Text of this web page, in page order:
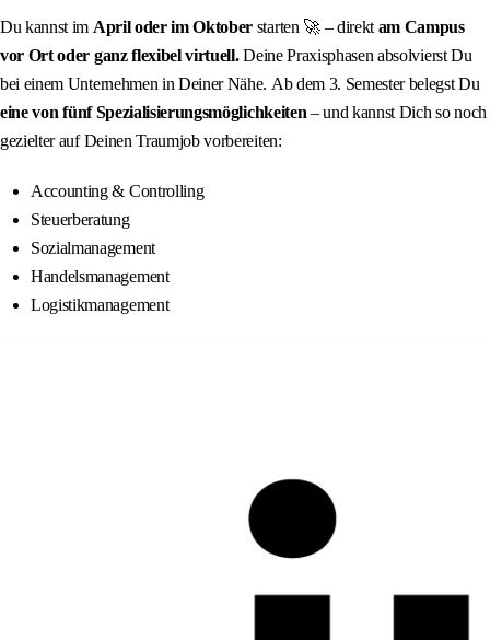
Du kannst im April oder im Oktober starten 🚀 – direkt am Campus
vor Ort oder ganz flexibel virtuell.Deine Praxisphasen absolvierst Du
bei einem Unternehmen in Deiner Nähe. Ab dem 3. Semester belegst Du
eine von fünf Spezialisierungsmöglichkeiten – und kannst Dich so noch
gezielter auf Deinen Traumjob vorbereiten:
Accounting & Controlling
Steuerberatung
Sozialmanagement
Handelsmanagement
Logistikmanagement